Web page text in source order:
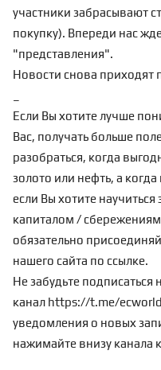
участники забрасывают
покупку). Впереди нас
"представления".
Новости снова приходят
Если Вы хотите лучше
Вас, получать больше
разобраться, когда
золото или нефть, а
если Вы хотите
капиталом /
обязательно
нашего сайта по ссылке.
Не забудьте подписаться
канал https://t.me/ecworld
уведомления о новых
нажимайте внизу канала